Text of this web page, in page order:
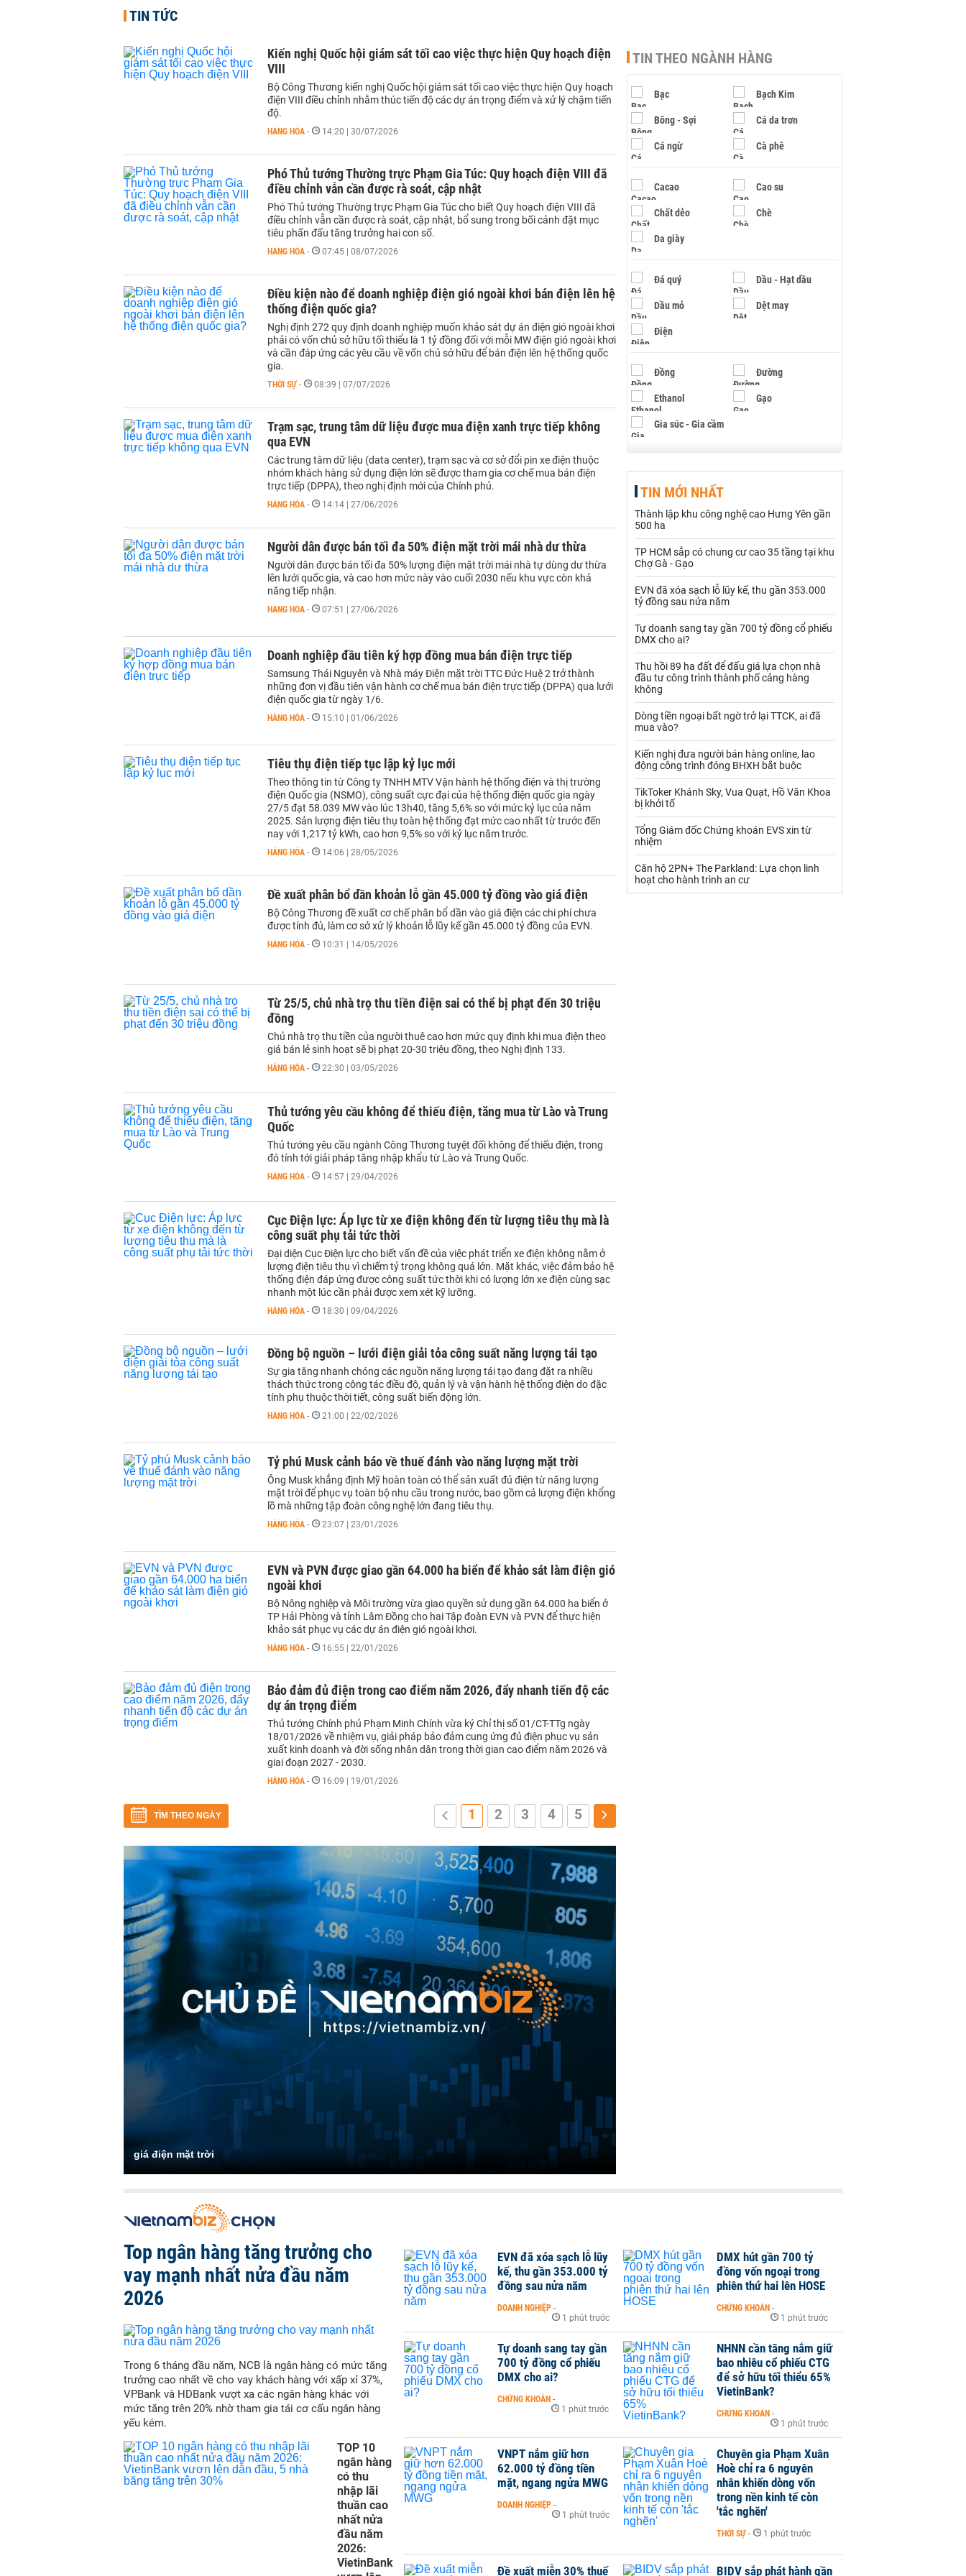
TIN TỨC
Kiến nghị Quốc hội giám sát tối cao việc thực hiện Quy hoạch điện
VIII
Bộ Công Thương kiến nghị Quốc hội giám sát tối cao việc thực hiện Quy hoạch
điện VIII điều chỉnh nhằm thúc tiến độ các dự án trọng điểm và xử lý chậm tiến
độ.
HÀNG HÓA - 14:20 | 30/07/2026
Phó Thủ tướng Thường trực Phạm Gia Túc: Quy hoạch điện VIII đã
điều chỉnh vẫn cần được rà soát, cập nhật
Phó Thủ tướng Thường trực Phạm Gia Túc cho biết Quy hoạch điện VIII đã
điều chỉnh vẫn cần được rà soát, cập nhật, bổ sung trong bối cảnh đặt mục
tiêu phấn đấu tăng trưởng hai con số.
HÀNG HÓA - 07:45 | 08/07/2026
Điều kiện nào để doanh nghiệp điện gió ngoài khơi bán điện lên hệ
thống điện quốc gia?
Nghị định 272 quy định doanh nghiệp muốn khảo sát dự án điện gió ngoài khơi
phải có vốn chủ sở hữu tối thiểu là 1 tỷ đồng đối với mỗi MW điện gió ngoài khơi
và cần đáp ứng các yêu cầu về vốn chủ sở hữu để bán điện lên hệ thống quốc
gia.
THỜI SỰ - 08:39 | 07/07/2026
Trạm sạc, trung tâm dữ liệu được mua điện xanh trực tiếp không
qua EVN
Các trung tâm dữ liệu (data center), trạm sạc và cơ sở đổi pin xe điện thuộc
nhóm khách hàng sử dụng điện lớn sẽ được tham gia cơ chế mua bán điện
trực tiếp (DPPA), theo nghị định mới của Chính phủ.
HÀNG HÓA - 14:14 | 27/06/2026
Người dân được bán tối đa 50% điện mặt trời mái nhà dư thừa
Người dân được bán tối đa 50% lượng điện mặt trời mái nhà tự dùng dư thừa
lên lưới quốc gia, và cao hơn mức này vào cuối 2030 nếu khu vực còn khả
năng tiếp nhận.
HÀNG HÓA - 07:51 | 27/06/2026
Doanh nghiệp đầu tiên ký hợp đồng mua bán điện trực tiếp
Samsung Thái Nguyên và Nhà máy Điện mặt trời TTC Đức Huệ 2 trở thành
những đơn vị đầu tiên vận hành cơ chế mua bán điện trực tiếp (DPPA) qua lưới
điện quốc gia từ ngày 1/6.
HÀNG HÓA - 15:10 | 01/06/2026
Tiêu thụ điện tiếp tục lập kỷ lục mới
Theo thông tin từ Công ty TNHH MTV Vận hành hệ thống điện và thị trường
điện Quốc gia (NSMO), công suất cực đại của hệ thống điện quốc gia ngày
27/5 đạt 58.039 MW vào lúc 13h40, tăng 5,6% so với mức kỷ lục của năm
2025. Sản lượng điện tiêu thụ toàn hệ thống đạt mức cao nhất từ trước đến
nay với 1,217 tỷ kWh, cao hơn 9,5% so với kỷ lục năm trước.
HÀNG HÓA - 14:06 | 28/05/2026
Đề xuất phân bổ dần khoản lỗ gần 45.000 tỷ đồng vào giá điện
Bộ Công Thương đề xuất cơ chế phân bổ dần vào giá điện các chi phí chưa
được tính đủ, làm cơ sở xử lý khoản lỗ lũy kế gần 45.000 tỷ đồng của EVN.
HÀNG HÓA - 10:31 | 14/05/2026
Từ 25/5, chủ nhà trọ thu tiền điện sai có thể bị phạt đến 30 triệu
đồng
Chủ nhà trọ thu tiền của người thuê cao hơn mức quy định khi mua điện theo
giá bán lẻ sinh hoạt sẽ bị phạt 20-30 triệu đồng, theo Nghị định 133.
HÀNG HÓA - 22:30 | 03/05/2026
Thủ tướng yêu cầu không để thiếu điện, tăng mua từ Lào và Trung
Quốc
Thủ tướng yêu cầu ngành Công Thương tuyệt đối không để thiếu điện, trong
đó tính tới giải pháp tăng nhập khẩu từ Lào và Trung Quốc.
HÀNG HÓA - 14:57 | 29/04/2026
Cục Điện lực: Áp lực từ xe điện không đến từ lượng tiêu thụ mà là
công suất phụ tải tức thời
Đại diện Cục Điện lực cho biết vấn đề của việc phát triển xe điện không nằm ở
lượng điện tiêu thụ vì chiếm tỷ trọng không quá lớn. Mặt khác, việc đảm bảo hệ
thống điện đáp ứng được công suất tức thời khi có lượng lớn xe điện cùng sạc
nhanh một lúc cần phải được xem xét kỹ lưỡng.
HÀNG HÓA - 18:30 | 09/04/2026
Đồng bộ nguồn – lưới điện giải tỏa công suất năng lượng tái tạo
Sự gia tăng nhanh chóng các nguồn năng lượng tái tạo đang đặt ra nhiều
thách thức trong công tác điều độ, quản lý và vận hành hệ thống điện do đặc
tính phụ thuộc thời tiết, công suất biến động lớn.
HÀNG HÓA - 21:00 | 22/02/2026
Tỷ phú Musk cảnh báo về thuế đánh vào năng lượng mặt trời
Ông Musk khẳng định Mỹ hoàn toàn có thể sản xuất đủ điện từ năng lượng
mặt trời để phục vụ toàn bộ nhu cầu trong nước, bao gồm cả lượng điện khổng
lồ mà những tập đoàn công nghệ lớn đang tiêu thụ.
HÀNG HÓA - 23:07 | 23/01/2026
EVN và PVN được giao gần 64.000 ha biển để khảo sát làm điện gió
ngoài khơi
Bộ Nông nghiệp và Môi trường vừa giao quyền sử dụng gần 64.000 ha biển ở
TP Hải Phòng và tỉnh Lâm Đồng cho hai Tập đoàn EVN và PVN để thực hiện
khảo sát phục vụ các dự án điện gió ngoài khơi.
HÀNG HÓA - 16:55 | 22/01/2026
Bảo đảm đủ điện trong cao điểm năm 2026, đẩy nhanh tiến độ các
dự án trọng điểm
Thủ tướng Chính phủ Phạm Minh Chính vừa ký Chỉ thị số 01/CT-TTg ngày
18/01/2026 về nhiệm vụ, giải pháp bảo đảm cung ứng đủ điện phục vụ sản
xuất kinh doanh và đời sống nhân dân trong thời gian cao điểm năm 2026 và
giai đoạn 2027 - 2030.
HÀNG HÓA - 16:09 | 19/01/2026
TÌM THEO NGÀY 1 2 3 4 5
giá điện mặt trời
TIN THEO NGÀNH HÀNG
Bạc Bạch Kim
Bông - Sợi Cá da trơn
Cá ngừ Cà phê
Cacao Cao su
Chất dẻo Chè
Da giày
Đá quý Dầu - Hạt dầu
Dầu mỏ Dệt may
Điện
Đồng Đường
Ethanol Gạo
Gia súc - Gia cầm
Hạt điều
Khí đốt
Kim loại khác Mắc ca
Muối Ngũ cốc
Nhựa - Hạt nhựa
Palladium Phân bón
Rau - Củ -Quả Sắt thép
Sữa
Than Thức ăn chăn nuôi
Thủy hải sản khác Tôm
Vàng
VLXD khác Xăng dầu
Xi măng - Clynker
TIN MỚI NHẤT
Thành lập khu công nghệ cao Hưng Yên gần
500 ha
TP HCM sắp có chung cư cao 35 tầng tại khu
Chợ Gà - Gạo
EVN đã xóa sạch lỗ lũy kế, thu gần 353.000
tỷ đồng sau nửa năm
Tự doanh sang tay gần 700 tỷ đồng cổ phiếu
DMX cho ai?
Thu hồi 89 ha đất để đấu giá lựa chọn nhà
đầu tư công trình thành phố cảng hàng
không
Dòng tiền ngoại bất ngờ trở lại TTCK, ai đã
mua vào?
Kiến nghị đưa người bán hàng online, lao
động công trình đóng BHXH bắt buộc
TikToker Khánh Sky, Vua Quạt, Hồ Văn Khoa
bị khởi tố
Tổng Giám đốc Chứng khoán EVS xin từ
nhiệm
Căn hộ 2PN+ The Parkland: Lựa chọn linh
hoạt cho hành trình an cư
Top ngân hàng tăng trưởng cho
vay mạnh nhất nửa đầu năm
2026
Trong 6 tháng đầu năm, NCB là ngân hàng có mức tăng
trưởng cao nhất về cho vay khách hàng với xấp xỉ 37%,
VPBank và HDBank vượt xa các ngân hàng khác với
mức tăng trên 20% nhờ tham gia tái cơ cấu ngân hàng
yếu kém.
TOP 10
ngân hàng
có thu
nhập lãi
thuần cao
nhất nửa
đầu năm
2026:
VietinBank
EVN đã xóa sạch lỗ lũy
kế, thu gần 353.000 tỷ
đồng sau nửa năm
DOANH NGHIỆP -
1 phút trước
DMX hút gần 700 tỷ
đồng vốn ngoại trong
phiên thứ hai lên HOSE
CHỨNG KHOÁN -
1 phút trước
Tự doanh sang tay gần
700 tỷ đồng cổ phiếu
DMX cho ai?
CHỨNG KHOÁN -
1 phút trước
NHNN cần tăng nắm giữ
bao nhiêu cổ phiếu CTG
để sở hữu tối thiểu 65%
VietinBank?
CHỨNG KHOÁN -
1 phút trước
VNPT nắm giữ hơn
62.000 tỷ đồng tiền
mặt, ngang ngửa MWG
DOANH NGHIỆP -
1 phút trước
Chuyên gia Phạm Xuân
Hoè chỉ ra 6 nguyên
nhân khiến dòng vốn
trong nền kinh tế còn
'tắc nghẽn'
THỜI SỰ - 1 phút trước
Đề xuất miễn 30% thuế BIDV sắp phát hành gần